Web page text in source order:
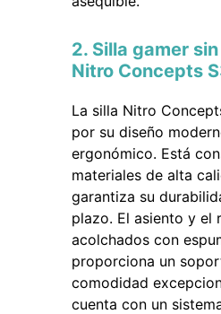
2. Silla gamer
Nitro Concepts
La silla Nitro
por su diseño
ergonómico. Está
materiales de alta
garantiza su
plazo. El asiento y el
acolchados con
proporciona un
comodidad
cuenta con un